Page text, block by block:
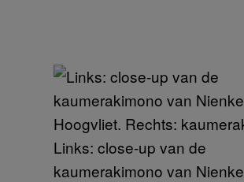
Links: close-up van de
kaumerakimono van Nienke